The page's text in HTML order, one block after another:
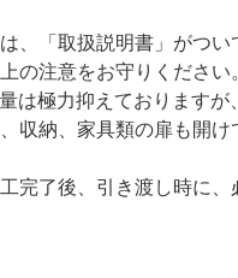
、「取扱説明書」がつい
の注意をお守りください。
は極力抑えております
収納、家具類の扉も開け
完了後、引き渡し時に